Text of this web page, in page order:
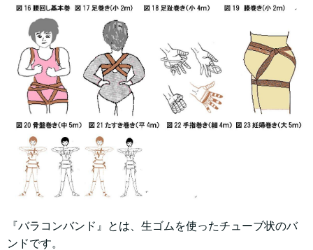
『バラコンバンド』とは、生ゴムを使ったチューブ状のバ
ンドです。